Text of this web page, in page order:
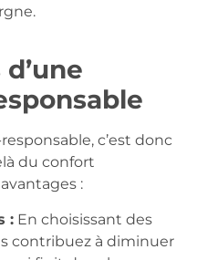
c’est donc
du confort
:
: En choisissant des
contribuez à diminuer